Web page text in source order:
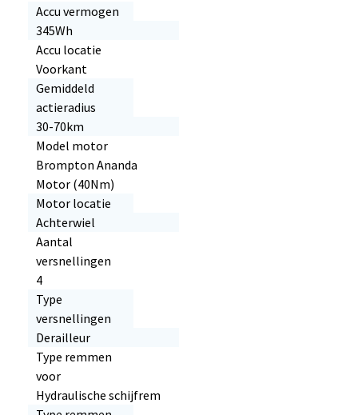
Accu vermogen
345Wh
Accu locatie
Voorkant
Gemiddeld
actieradius
30-70km
Model motor
Brompton Ananda
Motor (40Nm)
Motor locatie
Achterwiel
Aantal
versnellingen
4
Type
versnellingen
Derailleur
Type remmen
voor
Hydraulische schijfrem